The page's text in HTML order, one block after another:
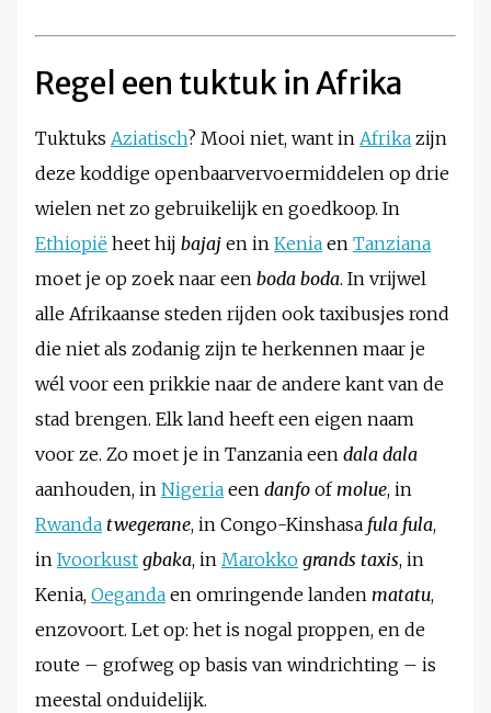
Regel een tuktuk in Afrika
Tuktuks Aziatisch? Mooi niet, want in Afrika zijn
deze koddige openbaarvervoermiddelen op drie
wielen net zo gebruikelijk en goedkoop. In
Ethiopië heet hij bajaj en in Kenia en Tanziana
moet je op zoek naar een boda boda. In vrijwel
alle Afrikaanse steden rijden ook taxibusjes rond
die niet als zodanig zijn te herkennen maar je
wél voor een prikkie naar de andere kant van de
stad brengen. Elk land heeft een eigen naam
voor ze. Zo moet je in Tanzania een dala dala
aanhouden, in Nigeria een danfo ofmolue, in
Rwanda twegerane, in Congo-Kinshasa fula fula,
in Ivoorkust gbaka, in Marokko grands taxis, in
Kenia, Oeganda en omringende landen matatu,
enzovoort. Let op: het is nogal proppen, en de
route – grofweg op basis van windrichting – is
meestal onduidelijk.